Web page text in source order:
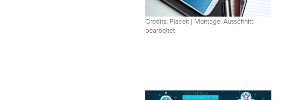
Credits: Placeit | Montage, Ausschnitt
bearbeitet